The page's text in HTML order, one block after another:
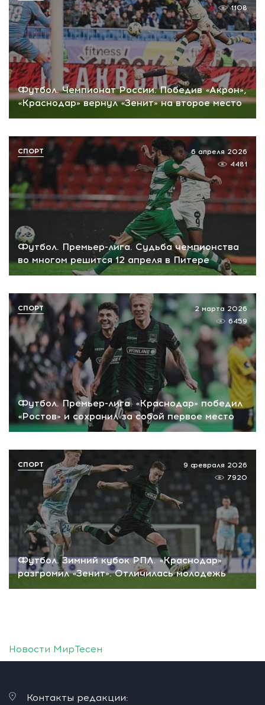
Футбол. Чемпионат России. Победив «Акрон»,
«Краснодар» вернул «Зенит» на второе место
1108
Футбол. Премьер-лига. Судьба чемпионства
во многом решится 12 апреля в Питере
6 апреля 2026
4481
СПОРТ
Футбол. Премьер-лига. «Краснодар» победил
«Ростов» и сохранил за собой первое место
2 марта 2026
6459
СПОРТ
Футбол. Зимний кубок РПЛ. «Краснодар»
разгромил «Зенит». Отличилась молодежь
9 февраля 2026
7920
СПОРТ
Новости МирТесен
Контакты редакции: